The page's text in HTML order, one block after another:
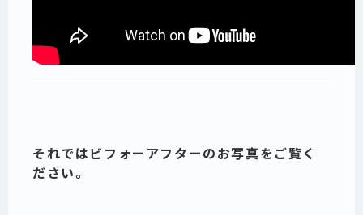
それではビフォーアフターのお写真をご覧く
ださい。